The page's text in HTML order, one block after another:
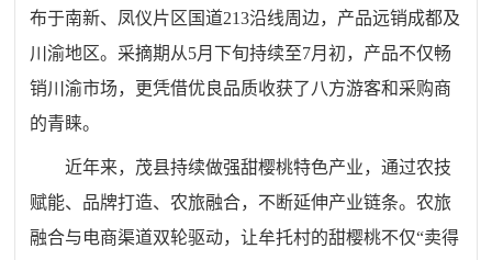
布于南新、凤仪片区国道213沿线周边，产品远销成都及
川渝地区。采摘期从5月下旬持续至7月初，产品不仅畅
销川渝市场，更凭借优良品质收获了八方游客和采购商
的青睐。
近年来，茂县持续做强甜樱桃特色产业，通过农技
赋能、品牌打造、农旅融合，不断延伸产业链条。农旅
融合与电商渠道双轮驱动，让牟托村的甜樱桃不仅“卖得